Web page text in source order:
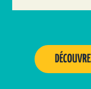
20, Grande Rue
DINAN, Bretagne,
02 96 39 06 08